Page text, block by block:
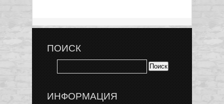
ПОИСК
ИНФОРМАЦИЯ